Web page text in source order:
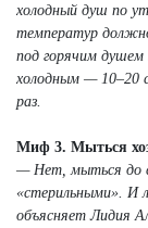
холодный душ по
температур
под горячим
холодным — 10–20
раз.
Миф 3. Мыться
— Нет, мыться до
«стерильными». И
объясняет Лидия